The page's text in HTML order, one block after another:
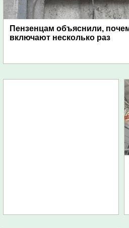
Пензенцам объяснили,
включают несколько раз